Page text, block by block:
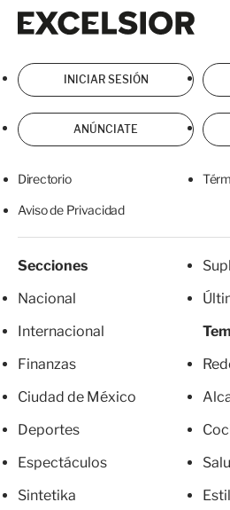
INICIAR SESIÓN
ANÚNCIATE
Directorio
Aviso de Privacidad
Secciones
Nacional
Internacional
Finanzas
Ciudad de México
Deportes
Espectáculos
Sintetika